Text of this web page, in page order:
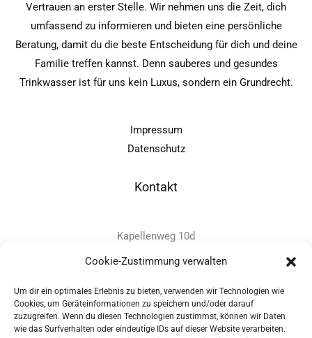
Cookie-Zustimmung verwalten
Um dir ein optimales Erlebnis zu bieten, verwenden wir Technologien wie
Cookies, um Geräteinformationen zu speichern und/oder darauf
zuzugreifen. Wenn du diesen Technologien zustimmst, können wir Daten
wie das Surfverhalten oder eindeutige IDs auf dieser Website verarbeiten.
Vertrauen an erster Stelle. Wir nehmen uns die Zeit, dich
umfassend zu informieren und bieten eine persönliche
Beratung, damit du die beste Entscheidung für dich und deine
Familie treffen kannst. Denn sauberes und gesundes
Trinkwasser ist für uns kein Luxus, sondern ein Grundrecht.
Impressum
Datenschutz
Kontakt
Kapellenweg 10d
D-94575 Windorf
+49 - (0)8546 - 97 39 0
info@provitec.de